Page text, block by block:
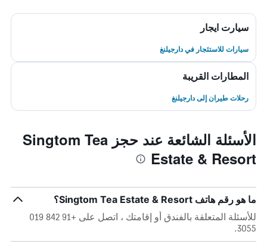
سيارت ايجار
سيارات للاستئجار في دارجيلنغ
المطارات القريبة
رحلات طيران إلى دارجيلنغ
الأسئلة الشائعة عند حجز Singtom Tea
Estate & Resort
ما هو رقم هاتف Singtom Tea Estate & Resort؟
للأسئلة المتعلقة بالفندق أو إقامتك ، اتصل على +91 842 019
3055.